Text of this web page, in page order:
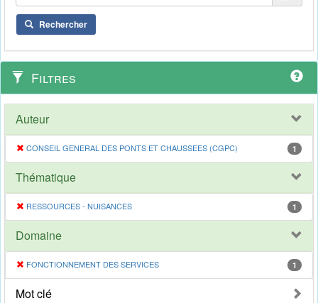
Rechercher
Filtres
Auteur
CONSEIL GENERAL DES PONTS ET CHAUSSEES (CGPC) 1
Thématique
RESSOURCES - NUISANCES 1
Domaine
FONCTIONNEMENT DES SERVICES 1
Mot clé